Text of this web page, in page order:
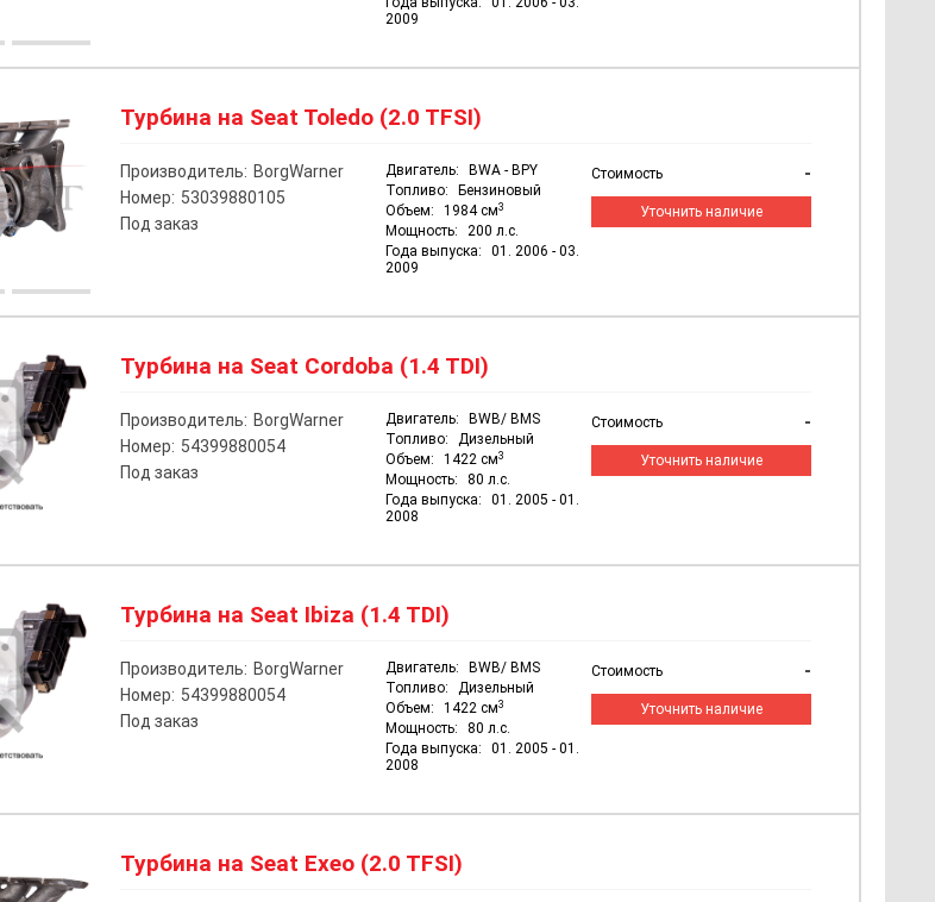
2009
Турбина на Seat Toledo (2.0 TFSI)
Производитель: BorgWarner
Номер: 53039880105
Под заказ
Двигатель:
BWA - BPY
Топливо:
Бензиновый
Объем:
1984 см3
Мощность:
200 л.с.
Года выпуска:
01. 2006 - 03.
2009
Стоимость -
Уточнить наличие
Турбина на Seat Cordoba (1.4 TDI)
Производитель: BorgWarner
Номер: 54399880054
Под заказ
Двигатель:
BWB/ BMS
Топливо:
Дизельный
Объем:
1422 см3
Мощность:
80 л.с.
Года выпуска:
01. 2005 - 01.
2008
Стоимость -
Уточнить наличие
Турбина на Seat Ibiza (1.4 TDI)
Производитель: BorgWarner
Номер: 54399880054
Под заказ
Двигатель:
BWB/ BMS
Топливо:
Дизельный
Объем:
1422 см3
Мощность:
80 л.с.
Года выпуска:
01. 2005 - 01.
2008
Стоимость -
Уточнить наличие
Турбина на Seat Exeo (2.0 TFSI)